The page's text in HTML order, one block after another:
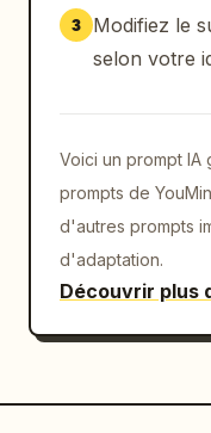
3
Modifiez le
selon votre
Voici un prompt
prompts de
d'autres prompts
d'adaptation.
Découvrir plus